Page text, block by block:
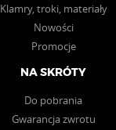
Klamry, troki, materiały
Nowości
Promocje
NA SKRÓTY
Do pobrania
Gwarancja zwrotu